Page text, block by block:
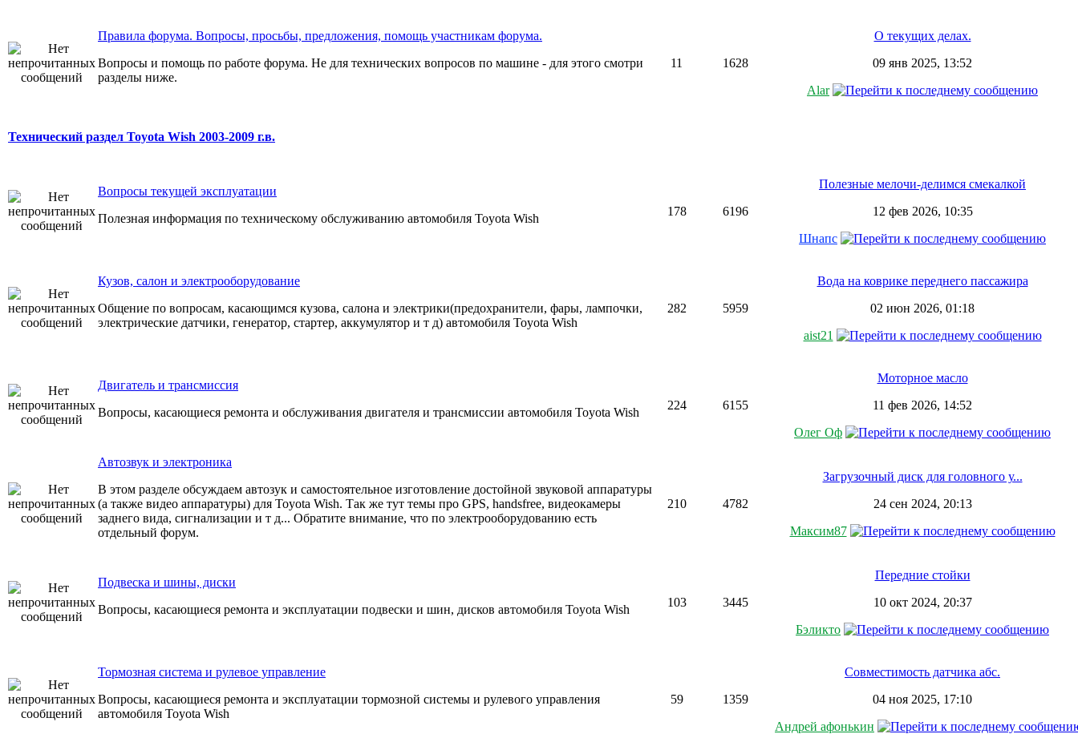
Правила форума. Вопросы, просьбы, предложения, помощь участникам форума.
Вопросы и помощь по работе форума. Не для технических вопросов по машине - для этого смотри
разделы ниже.
11 1628
О текущих делах.
09 янв 2025, 13:52
Alar
Технический раздел Toyota Wish 2003-2009 г.в.
Вопросы текущей эксплуатации
Полезная информация по техническому обслуживанию автомобиля Toyota Wish
178 6196
Полезные мелочи-делимся смекалкой
12 фев 2026, 10:35
Шнапс
Кузов, салон и электрооборудование
Общение по вопросам, касающимся кузова, салона и электрики(предохранители, фары, лампочки,
электрические датчики, генератор, стартер, аккумулятор и т д) автомобиля Toyota Wish
282 5959
Вода на коврике переднего пассажира
02 июн 2026, 01:18
aist21
Двигатель и трансмиссия
Вопросы, касающиеся ремонта и обслуживания двигателя и трансмиссии автомобиля Toyota Wish
224 6155
Моторное масло
11 фев 2026, 14:52
Олег Оф
Автозвук и электроника
В этом разделе обсуждаем автозук и самостоятельное изготовление достойной звуковой аппаратуры
(а также видео аппаратуры) для Toyota Wish. Так же тут темы про GPS, handsfree, видеокамеры
заднего вида, сигнализации и т д... Обратите внимание, что по электрооборудованию есть
отдельный форум.
210 4782
Загрузочный диск для головного у...
24 сен 2024, 20:13
Максим87
Подвеска и шины, диски
Вопросы, касающиеся ремонта и эксплуатации подвески и шин, дисков автомобиля Toyota Wish
103 3445
Передние стойки
10 окт 2024, 20:37
Бэликто
Тормозная система и рулевое управление
Вопросы, касающиеся ремонта и эксплуатации тормозной системы и рулевого управления
автомобиля Toyota Wish
59 1359
Совместимость датчика абс.
04 ноя 2025, 17:10
Андрей афонькин